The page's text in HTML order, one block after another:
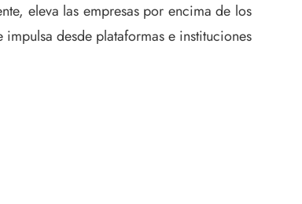
eleva las empresas por encima de los
desde plataformas e instituciones